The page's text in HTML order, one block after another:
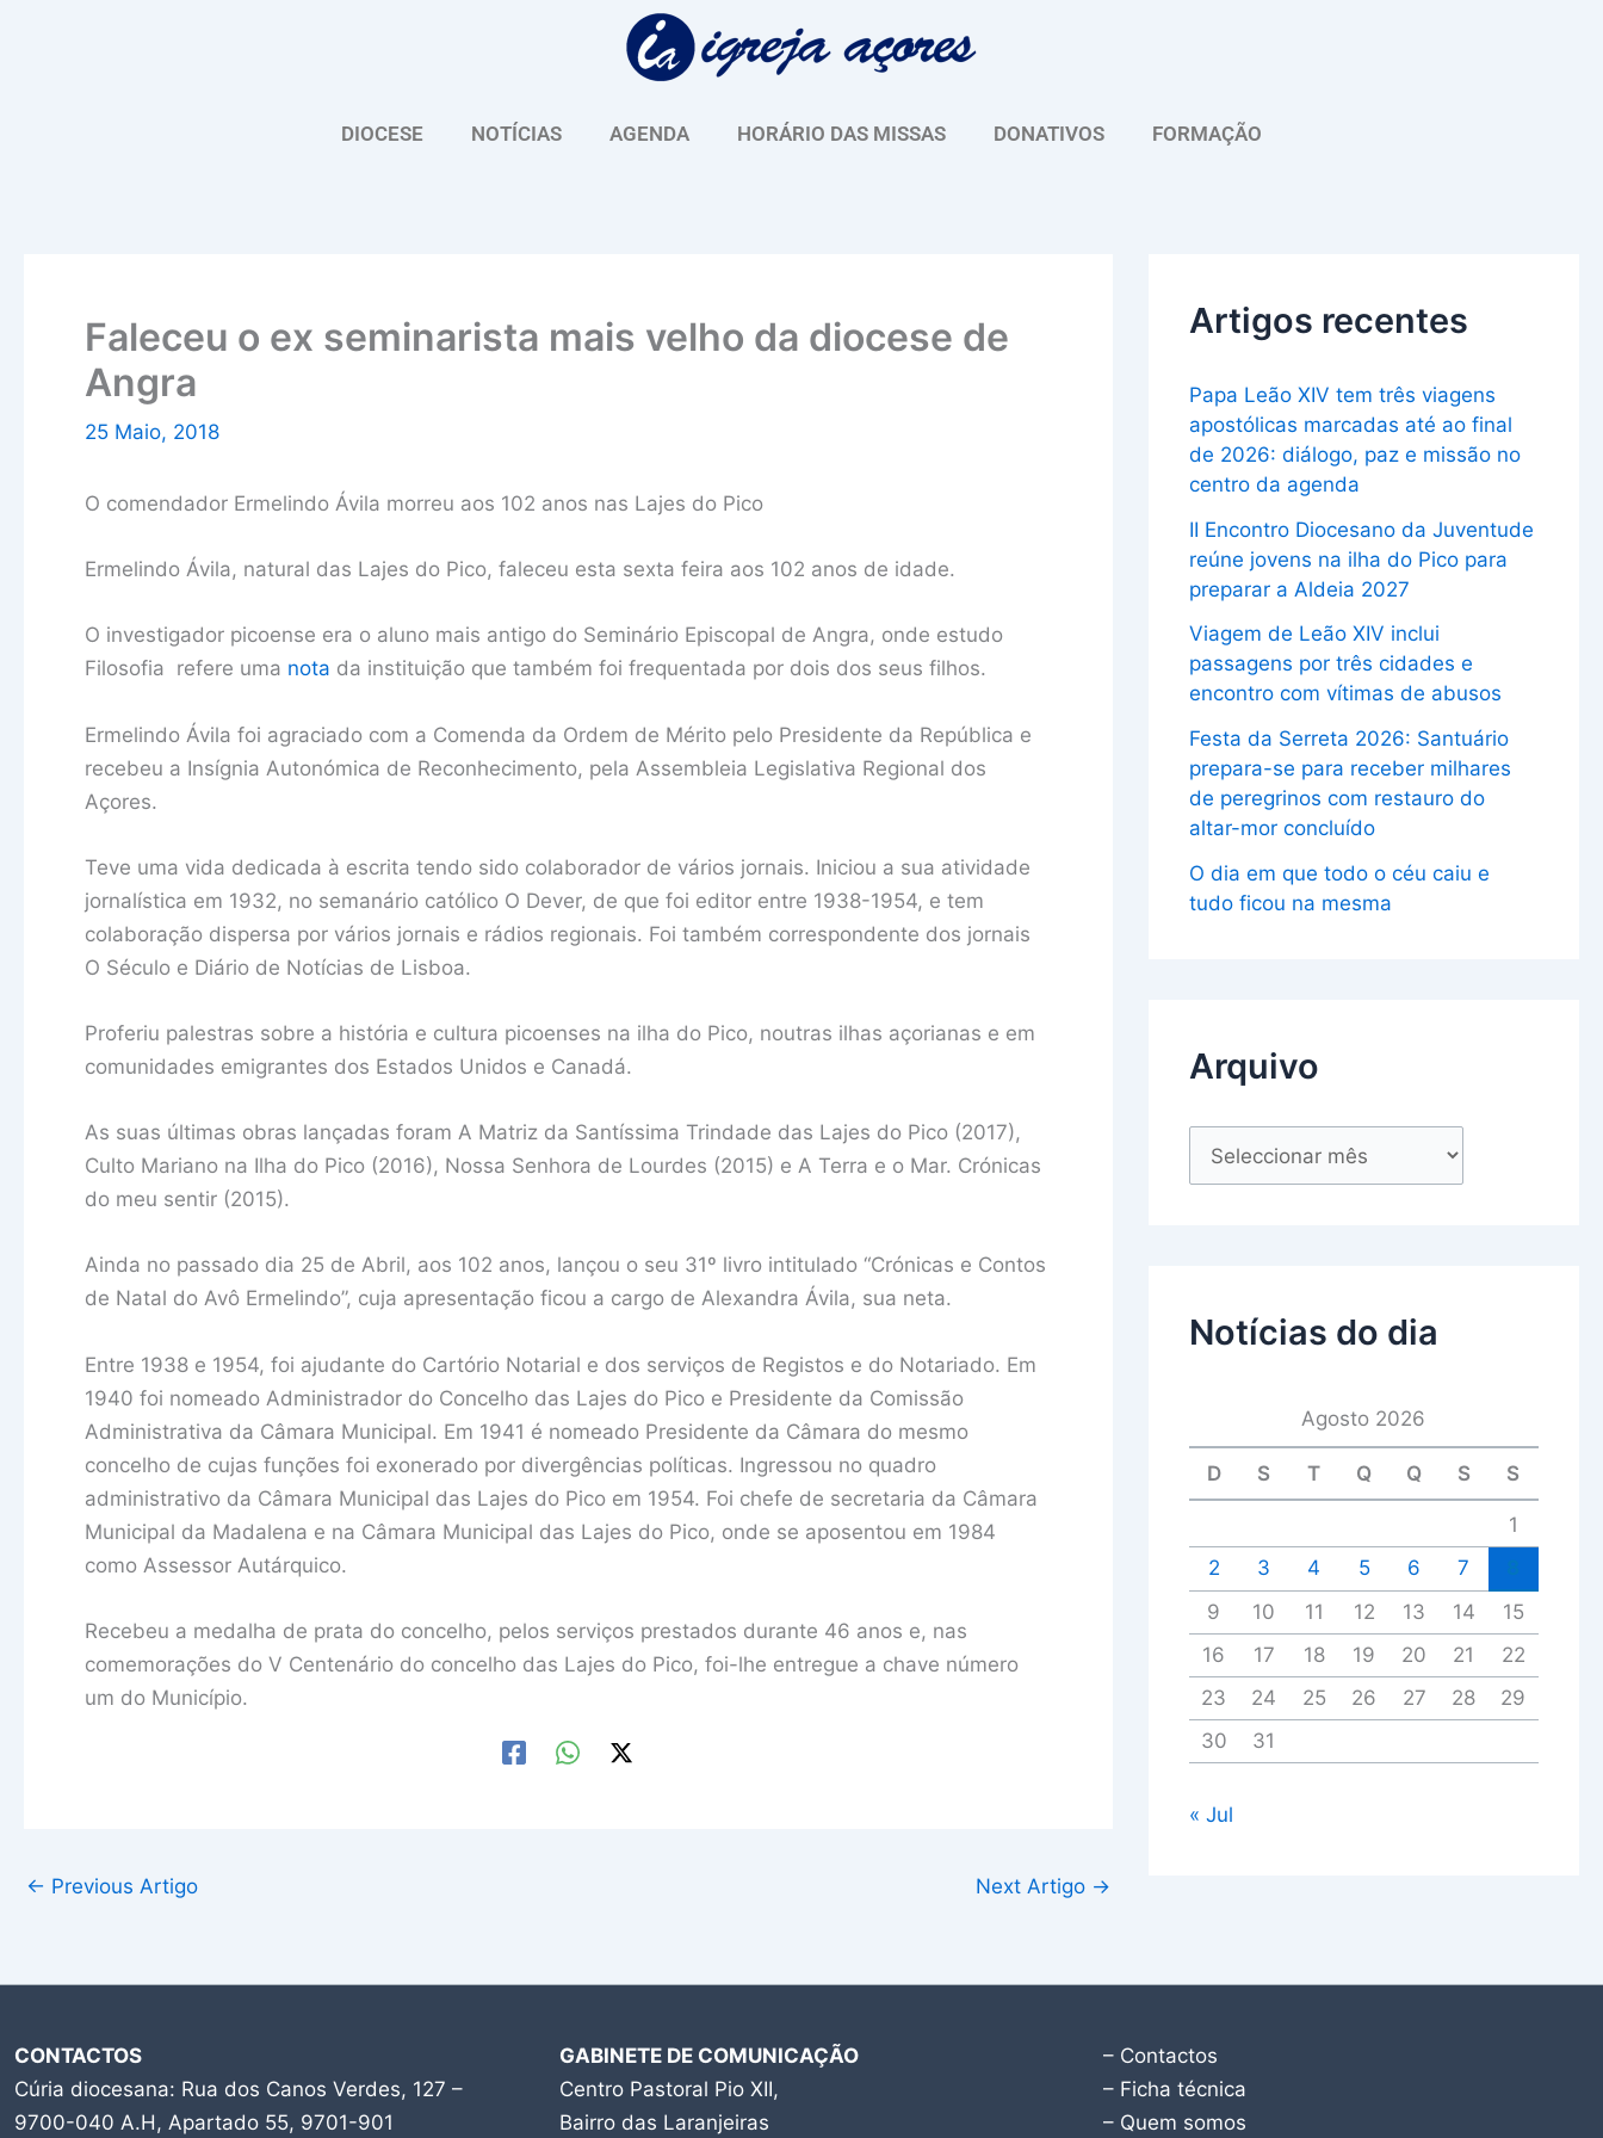
DIOCESE NOTÍCIAS AGENDA HORÁRIO DAS MISSAS DONATIVOS FORMAÇÃO
Faleceu o ex seminarista mais velho da diocese de
Angra
25 Maio, 2018
O comendador Ermelindo Ávila morreu aos 102 anos nas Lajes do Pico
Ermelindo Ávila, natural das Lajes do Pico, faleceu esta sexta feira aos 102 anos de idade.
O investigador picoense era o aluno mais antigo do Seminário Episcopal de Angra, onde estudo
Filosofia refere uma nota da instituição que também foi frequentada por dois dos seus filhos.
Ermelindo Ávila foi agraciado com a Comenda da Ordem de Mérito pelo Presidente da República e
recebeu a Insígnia Autonómica de Reconhecimento, pela Assembleia Legislativa Regional dos
Açores.
Teve uma vida dedicada à escrita tendo sido colaborador de vários jornais. Iniciou a sua atividade
jornalística em 1932, no semanário católico O Dever, de que foi editor entre 1938-1954, e tem
colaboração dispersa por vários jornais e rádios regionais. Foi também correspondente dos jornais
O Século e Diário de Notícias de Lisboa.
Proferiu palestras sobre a história e cultura picoenses na ilha do Pico, noutras ilhas açorianas e em
comunidades emigrantes dos Estados Unidos e Canadá.
As suas últimas obras lançadas foram A Matriz da Santíssima Trindade das Lajes do Pico (2017),
Culto Mariano na Ilha do Pico (2016), Nossa Senhora de Lourdes (2015) e A Terra e o Mar. Crónicas
do meu sentir (2015).
Ainda no passado dia 25 de Abril, aos 102 anos, lançou o seu 31º livro intitulado “Crónicas e Contos
de Natal do Avô Ermelindo”, cuja apresentação ficou a cargo de Alexandra Ávila, sua neta.
Entre 1938 e 1954, foi ajudante do Cartório Notarial e dos serviços de Registos e do Notariado. Em
1940 foi nomeado Administrador do Concelho das Lajes do Pico e Presidente da Comissão
Administrativa da Câmara Municipal. Em 1941 é nomeado Presidente da Câmara do mesmo
concelho de cujas funções foi exonerado por divergências políticas. Ingressou no quadro
administrativo da Câmara Municipal das Lajes do Pico em 1954. Foi chefe de secretaria da Câmara
Municipal da Madalena e na Câmara Municipal das Lajes do Pico, onde se aposentou em 1984
como Assessor Autárquico.
Recebeu a medalha de prata do concelho, pelos serviços prestados durante 46 anos e, nas
comemorações do V Centenário do concelho das Lajes do Pico, foi-lhe entregue a chave número
um do Município.
← Previous Artigo Next Artigo →
Artigos recentes
Papa Leão XIV tem três viagens
apostólicas marcadas até ao final
de 2026: diálogo, paz e missão no
centro da agenda
II Encontro Diocesano da Juventude
reúne jovens na ilha do Pico para
preparar a Aldeia 2027
Viagem de Leão XIV inclui
passagens por três cidades e
encontro com vítimas de abusos
Festa da Serreta 2026: Santuário
prepara-se para receber milhares
de peregrinos com restauro do
altar-mor concluído
O dia em que todo o céu caiu e
tudo ficou na mesma
Arquivo
u
Notícias do dia
Agosto 2026
D S T Q Q S S
1
2
3 4 5 6 7
9
10 11 12 13 14
15
16
17 18 19 20 21
22
23
24 25 26 27 28
29
30
31
« Jul
CONTACTOS
Cúria diocesana: Rua dos Canos Verdes, 127 –
9700-040 A.H, Apartado 55, 9701-901
GABINETE DE COMUNICAÇÃO
Centro Pastoral Pio XII,
Bairro das Laranjeiras
– Contactos
– Ficha técnica
– Quem somos